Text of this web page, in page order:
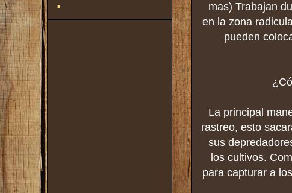
mas) Trabajan
en la zona
pueden
La principal
rastreo, esto
sus
los cultivos.
para capturar a